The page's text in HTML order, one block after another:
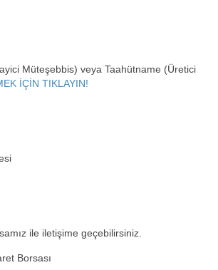
Müteşebbis) veya Taahütname (Üretici
İÇİN TIKLAYIN!
ile iletişime geçebilirsiniz.
Borsası